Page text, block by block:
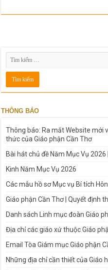
THÔNG BÁO
Thông báo: Ra mắt Website mới
thức của Giáo phận Cần Thơ
Bài hát chủ đề Năm Mục Vụ
Kinh Năm Mục Vụ 2026
Các mẫu hồ sơ Mục vụ Bí tích
Giáo phận Cần Thơ | Quyết định
Danh sách Linh mục đoàn Giáo
Địa chỉ các giáo xứ thuộc Giáo
Email Tòa Giám mục Giáo phận
Những địa chỉ cần thiết của Giáo